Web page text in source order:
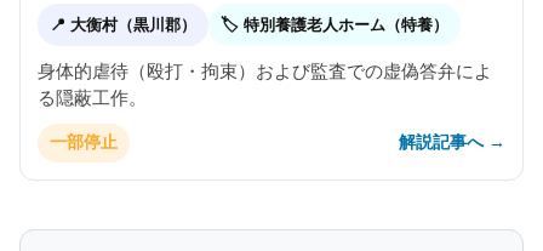
📍 大衡村（黒川郡） 🏷 特別養護老人ホーム（特養）
身体的虐待（殴打・拘束）および監査での虚偽答弁によ
る隠蔽工作。
一部停止 解説記事へ →